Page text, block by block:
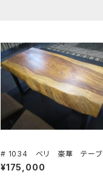
# 1034 ベリ 豪華 テーブ
ル 板 ローテーブル ダイニ
グテーブル カウンター 座
¥175,000